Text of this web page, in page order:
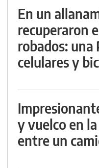
En un
recuperaron
robados:
celulares y
y vuelco en
entre un